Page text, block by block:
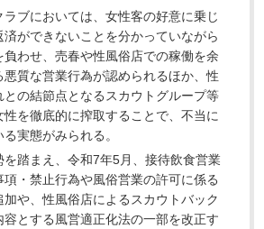
ラブにおいては、女性客の好意に乗じ
済ができないことを分かっていながら
負わせ、売春や性風俗店での稼働を余
悪質な営業行為が認められるほか、性
との結節点となるスカウトグループ等
性を徹底的に搾取することで、不当に
実態がみられる。
を踏まえ、令和7年5月、接待飲食営業
項・禁止行為や風俗営業の許可に係る
加や、性風俗店によるスカウトバック
容とする風営適正化法の一部を改正す